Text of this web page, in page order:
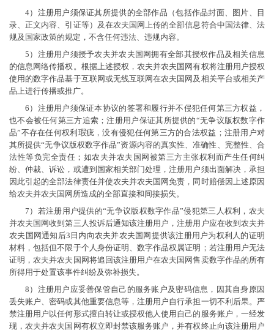
4）注册用户须保证其所提供的全部作品（包括作品封面、图片、目
录、正文内容、引证等）及在农夫国网上传的全部信息符合中国法律、法
规及国家政策的规定，不含任何违法、违规内容。
5）注册用户须授予农夫并农夫国网拥有全部其授权作品及相关信息
的信息网络传播权。根据上述授权，农夫并农夫国网有权将注册用户授权
使用的数字作品基于互联网或无线互联网在农夫国网及相关平台或相关产
品上进行传播或推广。
6）注册用户须保证本协议的签署和履行并不侵犯任何第三方权益，
也不会被任何第三方追索；注册用户保证其所提供的“无争议版权数字作
品”不存在任何权利瑕疵，没有侵犯任何第三方的合法权益；注册用户对
其所提供“无争议版权数字作品”资源内容的真实性、准确性、完整性、合
法性等负完全责任；如农夫并农夫国网被第三方主张权利而产生任何纠
纷、仲裁、诉讼，或遭到国家相关部门处理，注册用户须出面解决，承担
因此引起的全部法律责任并使农夫并农夫国网免责，同时赔偿因上述原因
给农夫并农夫国网所造成的全部直接和间接损失。
7）若注册用户提供的“无争议版权数字作品”侵犯第三人权利，农夫
并农夫国网收到第三人投诉后通知该注册用户，注册用户应在收到农夫并
农夫国网通知后3日内向农夫并农夫国网提供该注册用户为权利人的证明
材料，包括但不限于个人身份证明、数字作品权属证明；若注册用户无法
证明，农夫并农夫国网将追回该注册用户在农夫国网售卖数字作品的所有
所得用于处置该事件纠纷及弥补损失。
8）注册用户应妥善保管自己的服务账户及密码信息，因其自身原因
丢失账户、密码或其他重要信息等，注册用户自行承担一切不利后果。严
禁注册用户以任何形式擅自转让或授权他人使用自己的服务账户，一经发
现，农夫并农夫国网有权立即封禁该服务账户，并有权终止向该注册用户